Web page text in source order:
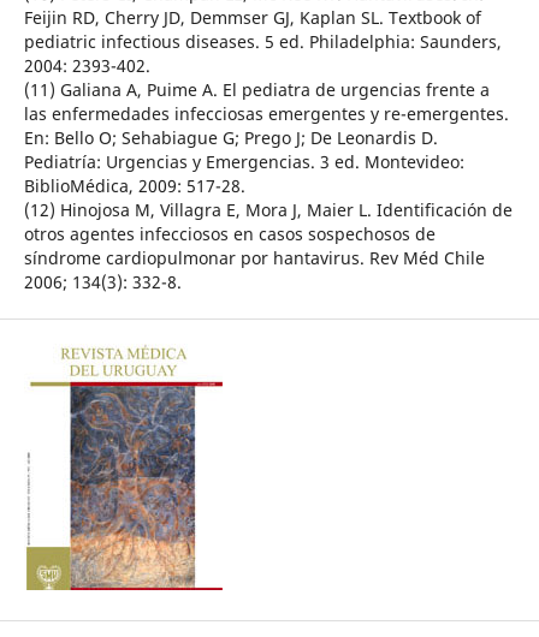
Feijin RD, Cherry JD, Demmser GJ, Kaplan SL. Textbook of
pediatric infectious diseases. 5 ed. Philadelphia: Saunders,
2004: 2393-402.
(11) Galiana A, Puime A. El pediatra de urgencias frente a
las enfermedades infecciosas emergentes y re-emergentes.
En: Bello O; Sehabiague G; Prego J; De Leonardis D.
Pediatría: Urgencias y Emergencias. 3 ed. Montevideo:
BiblioMédica, 2009: 517-28.
(12) Hinojosa M, Villagra E, Mora J, Maier L. Identificación de
otros agentes infecciosos en casos sospechosos de
síndrome cardiopulmonar por hantavirus. Rev Méd Chile
2006; 134(3): 332-8.